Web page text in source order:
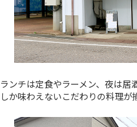
ランチは定食やラーメン、夜は居
しか味わえないこだわりの料理が